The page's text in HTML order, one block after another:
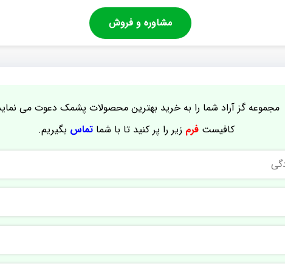
مشاوره و فروش
مجموعه گز آراد شما را به خرید بهترین محصولات پشمک دعوت می
کافیستفرم زیر را پر کنید تا با شماتماس بگیریم.